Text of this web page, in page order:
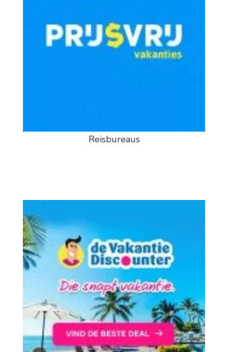
Reisbureaus